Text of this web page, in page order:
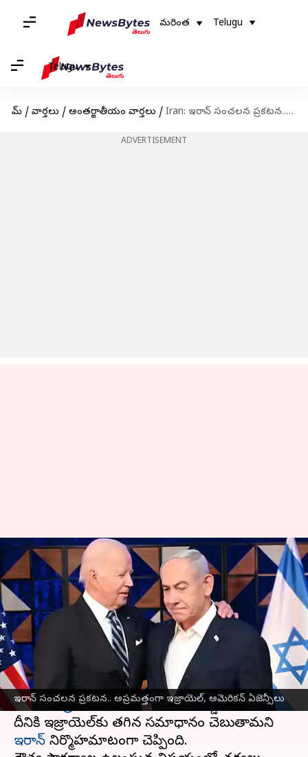
మరింత Telugu
Telugu
హోమ్ / వార్తలు / అంతర్జాతీయం వార్తలు / Iran: ఇరాన్ సంచలన ప్రకటన.. అప్రమత్తంగా ఇజ్రాయెల్, అమెరికన్ ఏజెన్సీలు
ADVERTISEMENT
ఇరాన్ సంచలన ప్రకటన.. అప్రమత్తంగా ఇజ్రాయెల్, అమెరికన్ ఏజెన్సీలు
Iran: ఇరాన్ సంచలన ప్రకటన..
అప్రమత్తంగా ఇజ్రాయెల్, అమెరికన్
ఏజెన్సీలు
వ్రాసిన వారు Sirish Praharaju Apr 12, 2024 10:13 am
ఈ వార్తాకథనం ఏంటి
సిరియారాజధాని డమాస్కస్‌లో జరిగిన దాడి తర్వాత
ఇరాన్,ఇజ్రాయెల్ముఖాముఖి తలపడ్డాయి.
దీనికి ఇజ్రాయెల్‌కు తగిన సమాధానం చెబుతామని
ఇరాన్‌ నిర్మొహమాటంగా చెప్పింది.